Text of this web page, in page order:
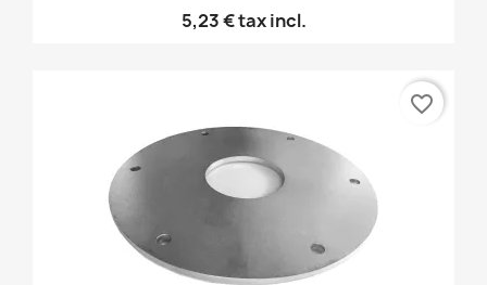
5,23 €tax incl.
favorite_border